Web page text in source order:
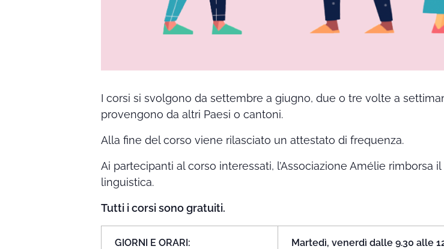
I corsi si svolgono da settembre a giugno, due o tre volte a
provengono da altri Paesi o cantoni.
Alla fine del corso viene rilasciato un attestato di frequenza.
Ai partecipanti al corso interessati, l’Associazione Amélie rimborsa
linguistica.
Tutti i corsi sono gratuiti.
GIORNI E ORARI: Martedì, venerdì dalle 9.30 alle